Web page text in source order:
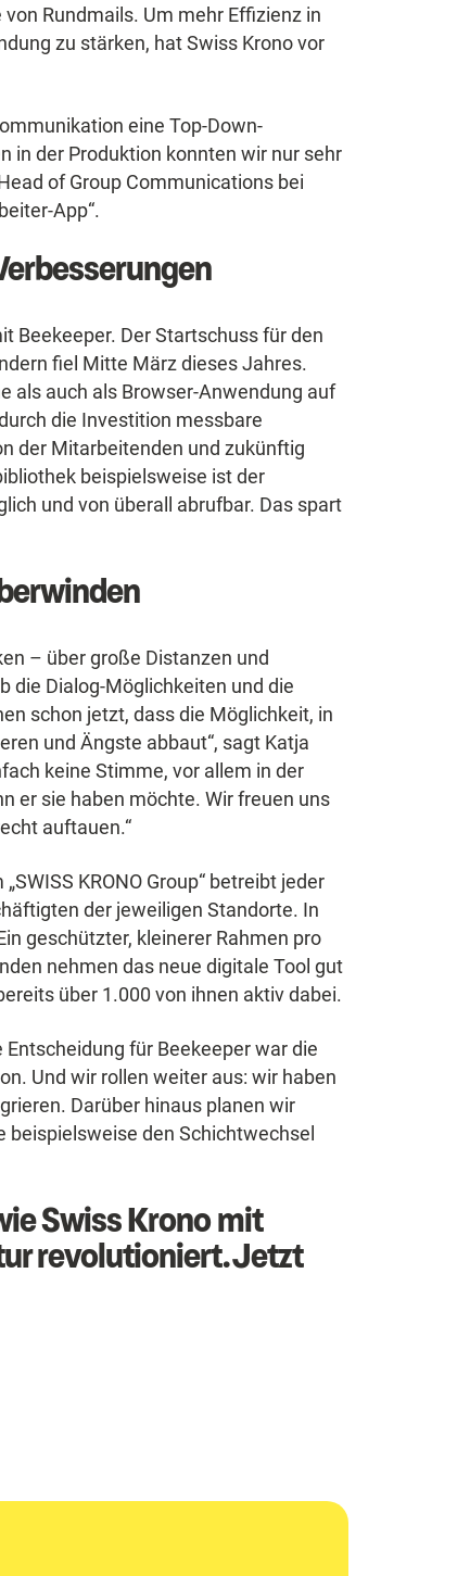
Rundmails. Um mehr Effizienz in
zu stärken, hat Swiss Krono vor
eine Top-Down-
in der Produktion konnten wir nur sehr
of Group Communications bei
App“.
Beekeeper. Der Startschuss für den
fiel Mitte März dieses Jahres.
als auch als Browser-Anwendung auf
die Investition messbare
der Mitarbeitenden und zukünftig
beispielsweise ist der
und von überall abrufbar. Das spart
– über große Distanzen und
die Dialog-Möglichkeiten und die
schon jetzt, dass die Möglichkeit, in
und Ängste abbaut“, sagt Katja
keine Stimme, vor allem in der
er sie haben möchte. Wir freuen uns
auftauen.“
KRONO Group“ betreibt jeder
der jeweiligen Standorte. In
geschützter, kleinerer Rahmen pro
nehmen das neue digitale Tool gut
über 1.000 von ihnen aktiv dabei.
für Beekeeper war die
Und wir rollen weiter aus: wir haben
Darüber hinaus planen wir
den Schichtwechsel
Swiss Krono mit
revolutioniert. Jetzt